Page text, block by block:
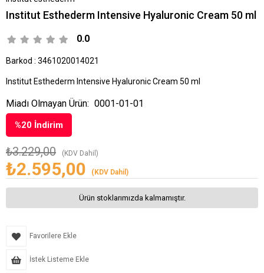
Institut Esthederm Intensive Hyaluronic Cream 50 ml
0.0
Barkod : 3461020014021
Institut Esthederm Intensive Hyaluronic Cream 50 ml
%20 İndirim
₺3.229,00 (KDV Dahil)
₺2.595,00 (KDV Dahil)
Miadı Olmayan Ürün: 0001-01-01
Ürün stoklarımızda kalmamıştır.
Favorilere Ekle
İstek Listeme Ekle